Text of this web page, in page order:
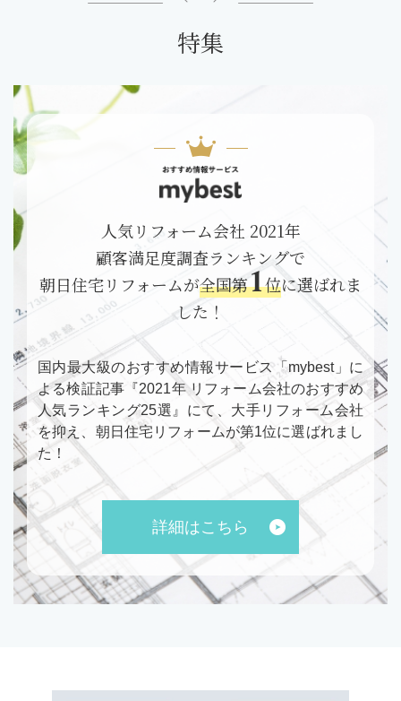
特集
人気リフォーム会社 2021年
顧客満足度調査ランキングで
朝日住宅リフォームが全国第1位に選ばれま
した！
国内最大級のおすすめ情報サービス「mybest」に
よる検証記事『2021年 リフォーム会社のおすすめ
人気ランキング25選』にて、大手リフォーム会社
を抑え、朝日住宅リフォームが第1位に選ばれまし
た！
詳細はこちら